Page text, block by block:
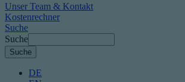
Unser Team & Kontakt
Kostenrechner
Suche
Suche
DE